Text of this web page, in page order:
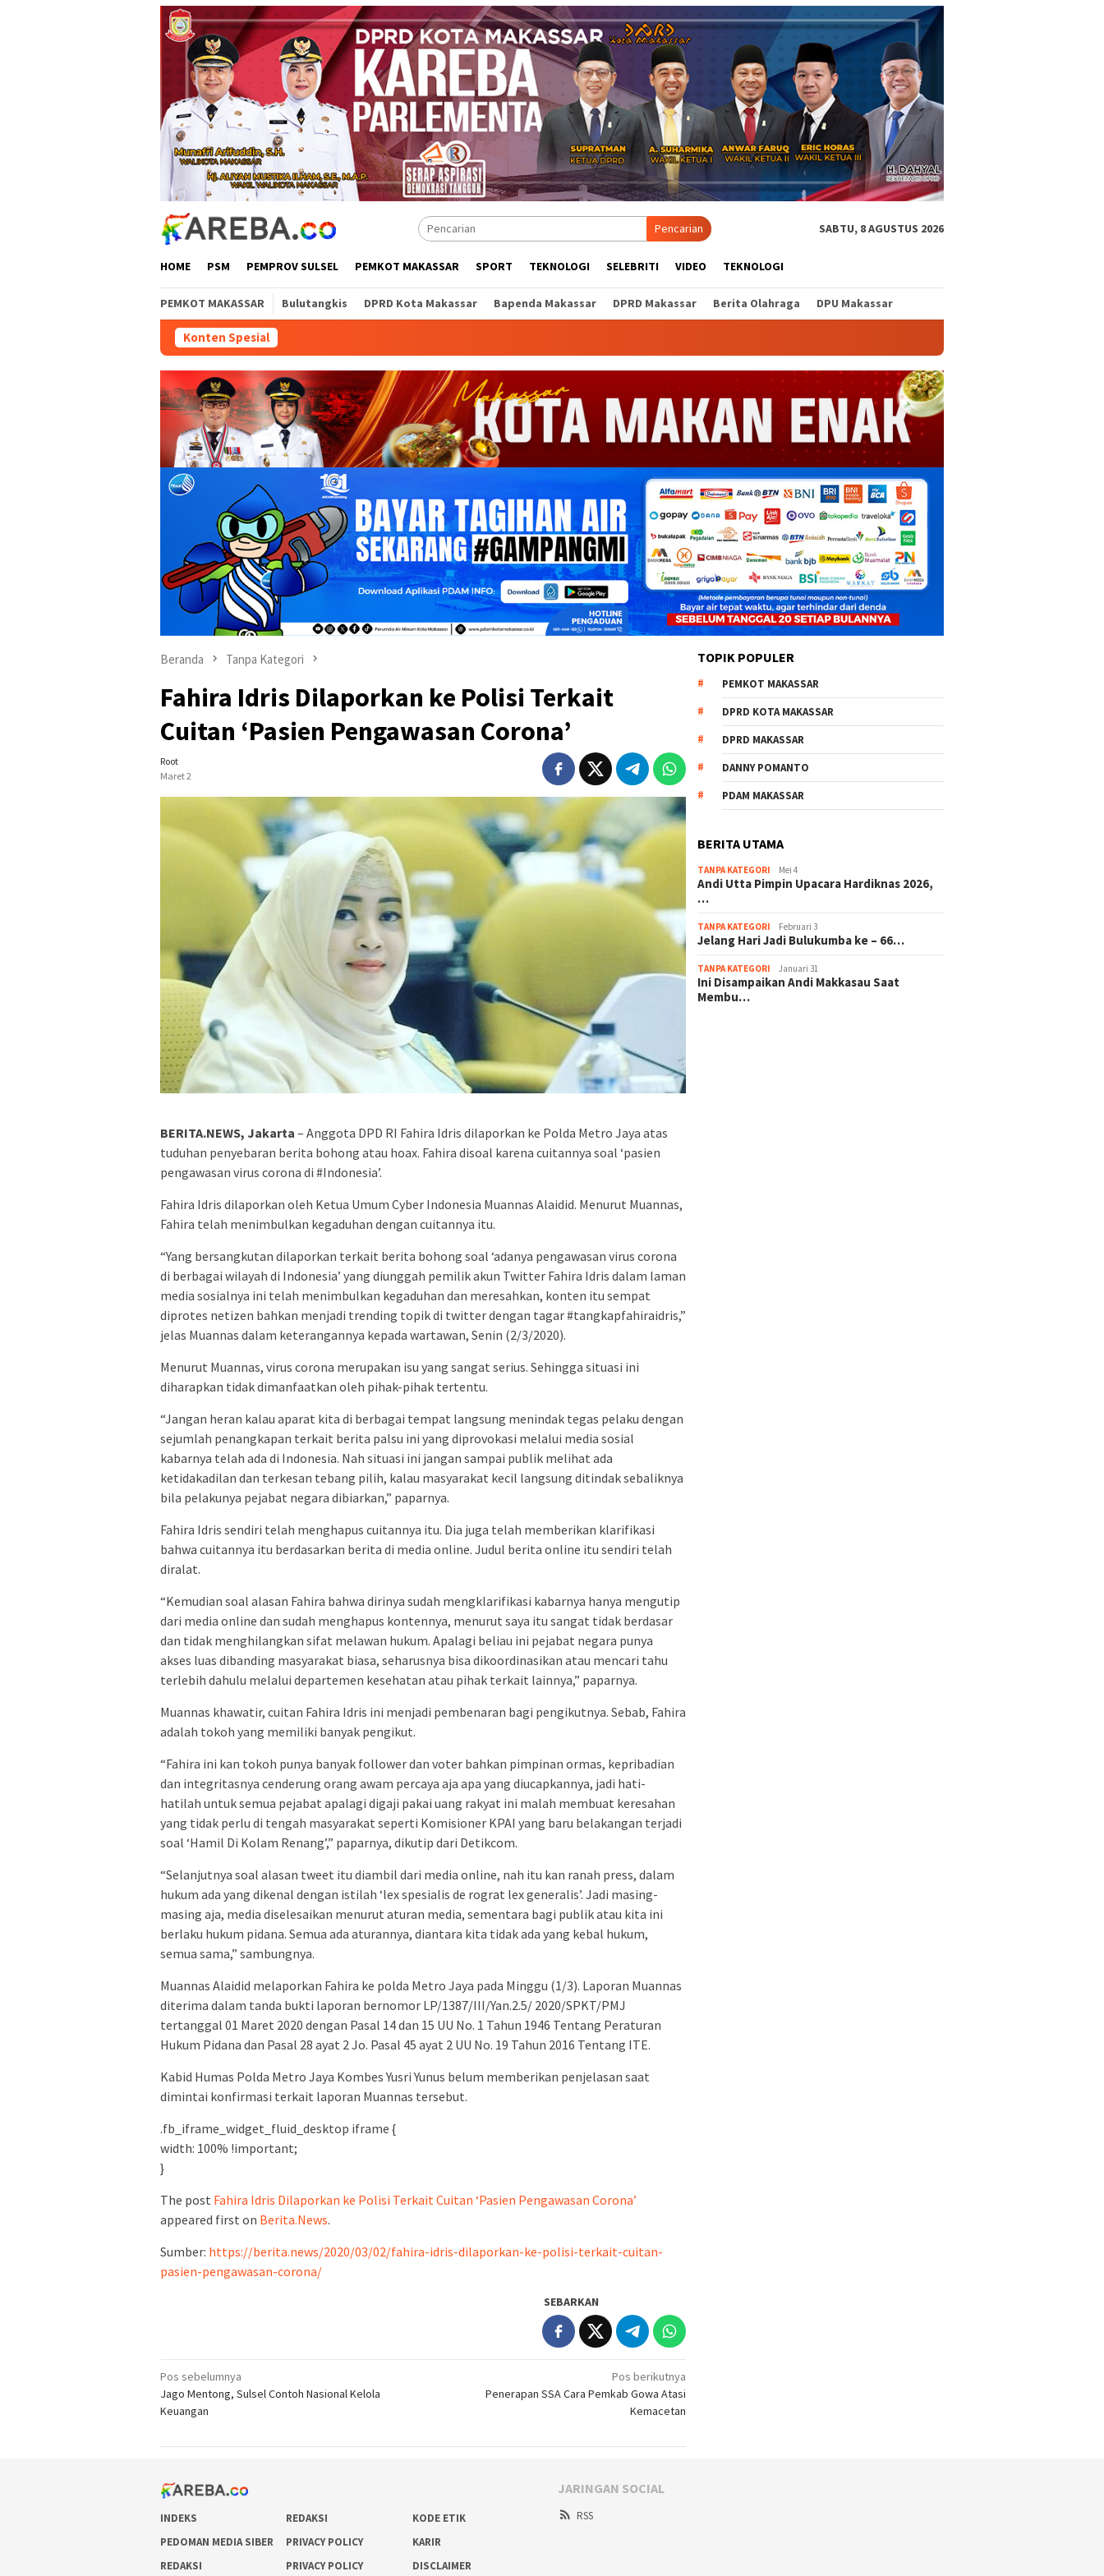
Pencarian SABTU, 8 AGUSTUS 2026
HOME PSM PEMPROV SULSEL PEMKOT MAKASSAR SPORT TEKNOLOGI SELEBRITI VIDEO TEKNOLOGI
PEMKOT MAKASSAR Bulutangkis DPRD Kota Makassar Bapenda Makassar DPRD Makassar Berita Olahraga DPU Makassar
Konten Spesial
Beranda Tanpa Kategori
Fahira Idris Dilaporkan ke Polisi Terkait
Cuitan ‘Pasien Pengawasan Corona’
Root
Maret 2
BERITA.NEWS, Jakarta – Anggota DPD RI Fahira Idris dilaporkan ke Polda Metro Jaya atas
tuduhan penyebaran berita bohong atau hoax. Fahira disoal karena cuitannya soal ‘pasien
pengawasan virus corona di #Indonesia’.
Fahira Idris dilaporkan oleh Ketua Umum Cyber Indonesia Muannas Alaidid. Menurut Muannas,
Fahira telah menimbulkan kegaduhan dengan cuitannya itu.
“Yang bersangkutan dilaporkan terkait berita bohong soal ‘adanya pengawasan virus corona
di berbagai wilayah di Indonesia’ yang diunggah pemilik akun Twitter Fahira Idris dalam laman
media sosialnya ini telah menimbulkan kegaduhan dan meresahkan, konten itu sempat
diprotes netizen bahkan menjadi trending topik di twitter dengan tagar #tangkapfahiraidris,”
jelas Muannas dalam keterangannya kepada wartawan, Senin (2/3/2020).
Menurut Muannas, virus corona merupakan isu yang sangat serius. Sehingga situasi ini
diharapkan tidak dimanfaatkan oleh pihak-pihak tertentu.
“Jangan heran kalau aparat kita di berbagai tempat langsung menindak tegas pelaku dengan
sejumlah penangkapan terkait berita palsu ini yang diprovokasi melalui media sosial
kabarnya telah ada di Indonesia. Nah situasi ini jangan sampai publik melihat ada
ketidakadilan dan terkesan tebang pilih, kalau masyarakat kecil langsung ditindak sebaliknya
bila pelakunya pejabat negara dibiarkan,” paparnya.
Fahira Idris sendiri telah menghapus cuitannya itu. Dia juga telah memberikan klarifikasi
bahwa cuitannya itu berdasarkan berita di media online. Judul berita online itu sendiri telah
diralat.
“Kemudian soal alasan Fahira bahwa dirinya sudah mengklarifikasi kabarnya hanya mengutip
dari media online dan sudah menghapus kontennya, menurut saya itu sangat tidak berdasar
dan tidak menghilangkan sifat melawan hukum. Apalagi beliau ini pejabat negara punya
akses luas dibanding masyarakat biasa, seharusnya bisa dikoordinasikan atau mencari tahu
terlebih dahulu melalui departemen kesehatan atau pihak terkait lainnya,” paparnya.
Muannas khawatir, cuitan Fahira Idris ini menjadi pembenaran bagi pengikutnya. Sebab, Fahira
adalah tokoh yang memiliki banyak pengikut.
“Fahira ini kan tokoh punya banyak follower dan voter bahkan pimpinan ormas, kepribadian
dan integritasnya cenderung orang awam percaya aja apa yang diucapkannya, jadi hati-
hatilah untuk semua pejabat apalagi digaji pakai uang rakyat ini malah membuat keresahan
yang tidak perlu di tengah masyarakat seperti Komisioner KPAI yang baru belakangan terjadi
soal ‘Hamil Di Kolam Renang’,” paparnya, dikutip dari Detikcom.
“Selanjutnya soal alasan tweet itu diambil dari media online, nah itu kan ranah press, dalam
hukum ada yang dikenal dengan istilah ‘lex spesialis de rograt lex generalis’. Jadi masing-
masing aja, media diselesaikan menurut aturan media, sementara bagi publik atau kita ini
berlaku hukum pidana. Semua ada aturannya, diantara kita tidak ada yang kebal hukum,
semua sama,” sambungnya.
Muannas Alaidid melaporkan Fahira ke polda Metro Jaya pada Minggu (1/3). Laporan Muannas
diterima dalam tanda bukti laporan bernomor LP/1387/III/Yan.2.5/ 2020/SPKT/PMJ
tertanggal 01 Maret 2020 dengan Pasal 14 dan 15 UU No. 1 Tahun 1946 Tentang Peraturan
Hukum Pidana dan Pasal 28 ayat 2 Jo. Pasal 45 ayat 2 UU No. 19 Tahun 2016 Tentang ITE.
Kabid Humas Polda Metro Jaya Kombes Yusri Yunus belum memberikan penjelasan saat
dimintai konfirmasi terkait laporan Muannas tersebut.
.fb_iframe_widget_fluid_desktop iframe {
width: 100% !important;
}
The post Fahira Idris Dilaporkan ke Polisi Terkait Cuitan ‘Pasien Pengawasan Corona’
appeared first on Berita.News.
Sumber: https://berita.news/2020/03/02/fahira-idris-dilaporkan-ke-polisi-terkait-cuitan-
pasien-pengawasan-corona/
SEBARKAN
Navigasi
pos
Pos sebelumnya
Jago Mentong, Sulsel Contoh Nasional Kelola
Keuangan
Pos berikutnya
Penerapan SSA Cara Pemkab Gowa Atasi
Kemacetan
TOPIK POPULER
PEMKOT MAKASSAR
DPRD KOTA MAKASSAR
DPRD MAKASSAR
DANNY POMANTO
PDAM MAKASSAR
BERITA UTAMA
TANPA KATEGORI Mei 4
Andi Utta Pimpin Upacara Hardiknas 2026,
…
TANPA KATEGORI Februari 3
Jelang Hari Jadi Bulukumba ke – 66…
TANPA KATEGORI Januari 31
Ini Disampaikan Andi Makkasau Saat
Membu…
INDEKS REDAKSI
KODE ETIK
PEDOMAN MEDIA SIBER
PRIVACY POLICY
KARIR
REDAKSI
PRIVACY POLICY DISCLAIMER
JARINGAN SOCIAL
RSS